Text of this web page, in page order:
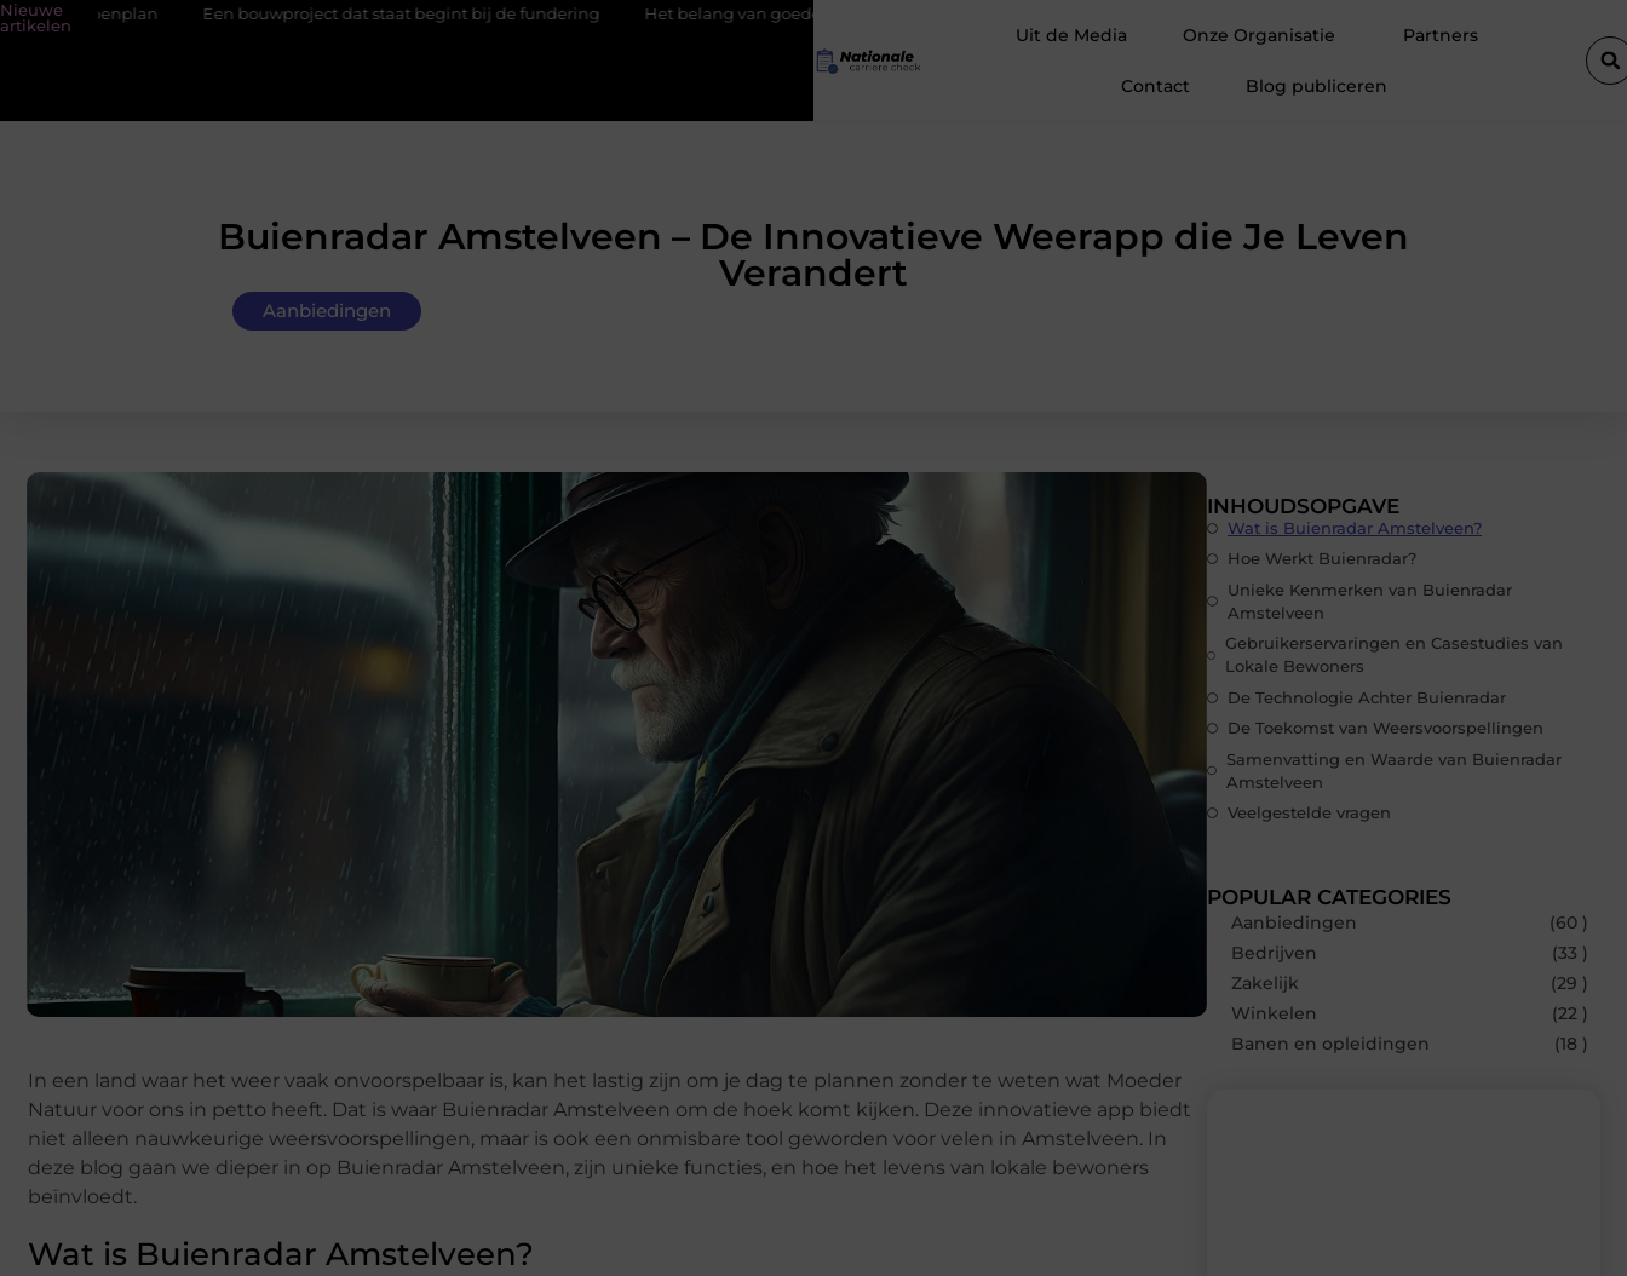
Nieuwe
artikelen
Een bouwproject dat staat begint bij de fundering Het belang van goede werkschoenen
Uit de Media Onze Organisatie Partners
Contact Blog publiceren
Buienradar Amstelveen – De Innovatieve Weerapp die Je Leven
Verandert
Aanbiedingen
In een land waar het weer vaak onvoorspelbaar is, kan het lastig zijn om je dag te plannen zonder te weten wat Moeder
Natuur voor ons in petto heeft. Dat is waar Buienradar Amstelveen om de hoek komt kijken. Deze innovatieve app biedt
niet alleen nauwkeurige weersvoorspellingen, maar is ook een onmisbare tool geworden voor velen in Amstelveen. In
deze blog gaan we dieper in op Buienradar Amstelveen, zijn unieke functies, en hoe het levens van lokale bewoners
beïnvloedt.
Wat is Buienradar Amstelveen?
INHOUDSOPGAVE
Wat is Buienradar Amstelveen?
Hoe Werkt Buienradar?
Unieke Kenmerken van Buienradar
Amstelveen
Gebruikerservaringen en Casestudies van
Lokale Bewoners
De Technologie Achter Buienradar
De Toekomst van Weersvoorspellingen
Samenvatting en Waarde van Buienradar
Amstelveen
Veelgestelde vragen
POPULAR CATEGORIES
Aanbiedingen
(60 )
Bedrijven
(33 )
Zakelijk
(29 )
Winkelen
(22 )
Banen en opleidingen
(18 )